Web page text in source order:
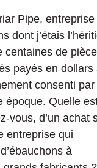
Pipe, entreprise
dont j’étais
centaines de
payés en dollars
consenti par
époque. Quelle
vous, d’un achat
entreprise qui
à